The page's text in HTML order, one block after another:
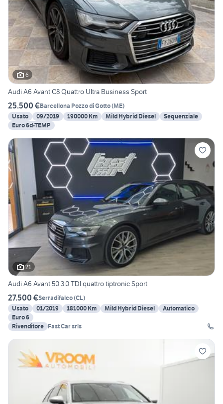
6
Audi A6 Avant C8 Quattro Ultra Business Sport
25.500 €Barcellona Pozzo di Gotto(ME)
Usato
09/2019 190000 Km Mild Hybrid Diesel
Sequenziale
Euro 6d-TEMP
21
Audi A6 Avant 50 3.0 TDI quattro tiptronic Sport
27.500 €Serradifalco(CL)
Usato
01/2019 181000 Km Mild Hybrid Diesel
Automatico
Euro 6
Rivenditore Fast Car srls